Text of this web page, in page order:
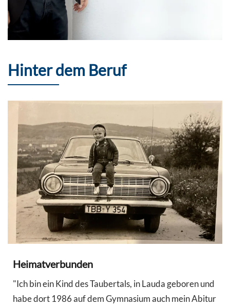
Hinter dem Beruf
Heimatverbunden
"Ich bin ein Kind des Taubertals, in Lauda geboren und
habe dort 1986 auf dem Gymnasium auch mein Abitur